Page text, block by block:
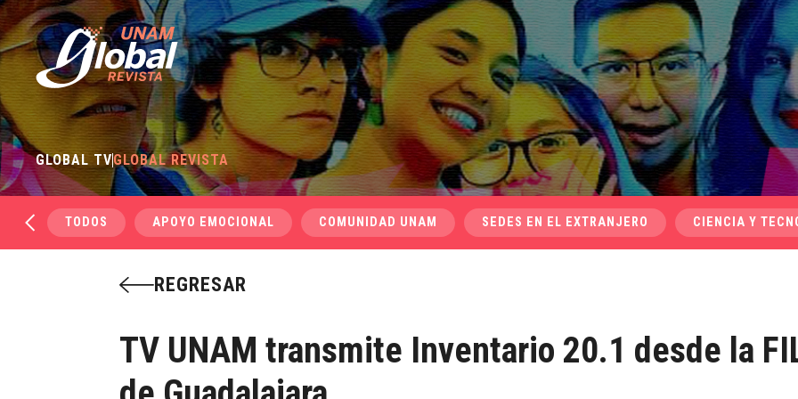
GLOBAL TVGLOBAL REVISTA
TODOS APOYO EMOCIONAL COMUNIDAD UNAM SEDES EN EL EXTRANJERO CIENCIA Y
REGRESAR
TV UNAM transmite Inventario 20.1 desde la